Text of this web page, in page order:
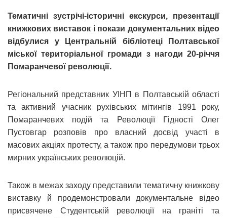
Тематичні зустрічі-історичні екскурси, презентації
книжкових виставок і покази документальних відео
відбулися у Центральній бібліотеці Полтавської
міської територіальної громади з нагоди 20-річчя
Помаранчевої революції.
Регіональний представник УІНП в Полтавській області
та активний учасник рухівських мітингів 1991 року,
Помаранчевих подій та Революції Гідності Олег
Пустовгар розповів про власний досвід участі в
масових акціях протесту, а також про передумови трьох
мирних українських революцій.
Також в межах заходу представили тематичну книжкову
виставку й продемонстровали документальне відео
присвячене Студентській революції на граніті та